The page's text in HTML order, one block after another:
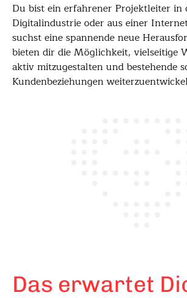
Du bist ein erfahrener Projektleiter in
Digitalindustrie oder aus einer
suchst eine spannende neue
bieten dir die Möglichkeit, vielseitige
aktiv mitzugestalten und bestehende
Kundenbeziehungen
Das erwartet